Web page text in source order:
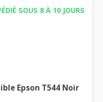
SOUS 8 À 10 JOURS
Epson T544 Noir